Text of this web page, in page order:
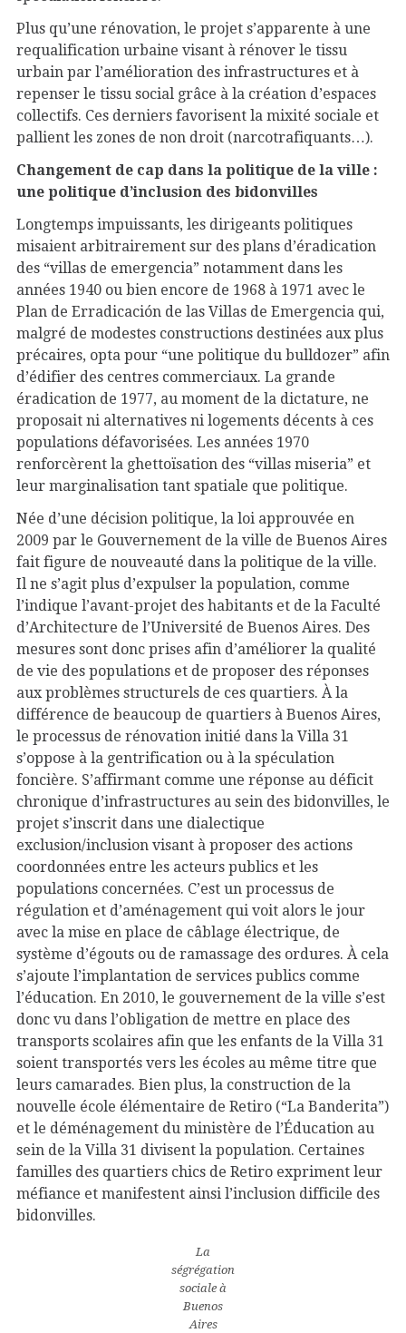
Plus qu’une rénovation, le projet s’apparente à une
requalification urbaine visant à rénover le tissu
urbain par l’amélioration des infrastructures et à
repenser le tissu social grâce à la création d’espaces
collectifs. Ces derniers favorisent la mixité sociale et
pallient les zones de non droit (narcotrafiquants…).
Changement de cap dans la politique de la ville :
une politique d’inclusion des bidonvilles
Longtemps impuissants, les dirigeants politiques
misaient arbitrairement sur des plans d’éradication
des “villas de emergencia” notamment dans les
années 1940 ou bien encore de 1968 à 1971 avec le
Plan de Erradicación de las Villas de Emergencia qui,
malgré de modestes constructions destinées aux plus
précaires, opta pour “une politique du bulldozer” afin
d’édifier des centres commerciaux. La grande
éradication de 1977, au moment de la dictature, ne
proposait ni alternatives ni logements décents à ces
populations défavorisées. Les années 1970
renforcèrent la ghettoïsation des “villas miseria” et
leur marginalisation tant spatiale que politique.
Née d’une décision politique, la loi approuvée en
2009 par le Gouvernement de la ville de Buenos Aires
fait figure de nouveauté dans la politique de la ville.
Il ne s’agit plus d’expulser la population, comme
l’indique l’avant-projet des habitants et de la Faculté
d’Architecture de l’Université de Buenos Aires. Des
mesures sont donc prises afin d’améliorer la qualité
de vie des populations et de proposer des réponses
aux problèmes structurels de ces quartiers. À la
différence de beaucoup de quartiers à Buenos Aires,
le processus de rénovation initié dans la Villa 31
s’oppose à la gentrification ou à la spéculation
foncière. S’affirmant comme une réponse au déficit
chronique d’infrastructures au sein des bidonvilles, le
projet s’inscrit dans une dialectique
exclusion/inclusion visant à proposer des actions
coordonnées entre les acteurs publics et les
populations concernées. C’est un processus de
régulation et d’aménagement qui voit alors le jour
avec la mise en place de câblage électrique, de
système d’égouts ou de ramassage des ordures. À cela
s’ajoute l’implantation de services publics comme
l’éducation. En 2010, le gouvernement de la ville s’est
donc vu dans l’obligation de mettre en place des
transports scolaires afin que les enfants de la Villa 31
soient transportés vers les écoles au même titre que
leurs camarades. Bien plus, la construction de la
nouvelle école élémentaire de Retiro (“La Banderita”)
et le déménagement du ministère de l’Éducation au
sein de la Villa 31 divisent la population. Certaines
familles des quartiers chics de Retiro expriment leur
méfiance et manifestent ainsi l’inclusion difficile des
bidonvilles.
La
ségrégation
sociale à
Buenos
Aires